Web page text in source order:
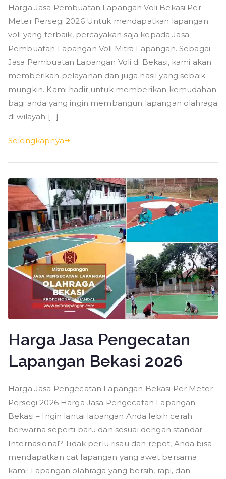
Harga Jasa Pembuatan Lapangan Voli Bekasi Per
Meter Persegi 2026 Untuk mendapatkan lapangan
voli yang terbaik, percayakan saja kepada Jasa
Pembuatan Lapangan Voli Mitra Lapangan. Sebagai
Jasa Pembuatan Lapangan Voli di Bekasi, kami akan
memberikan pelayanan dan juga hasil yang sebaik
mungkin. Kami hadir untuk memberikan kemudahan
bagi anda yang ingin membangun lapangan olahraga
di wilayah […]
Selengkapnya
Harga Jasa Pengecatan
Lapangan Bekasi 2026
Harga Jasa Pengecatan Lapangan Bekasi Per Meter
Persegi 2026 Harga Jasa Pengecatan Lapangan
Bekasi – Ingin lantai lapangan Anda lebih cerah
berwarna seperti baru dan sesuai dengan standar
Internasional? Tidak perlu risau dan repot, Anda bisa
mendapatkan cat lapangan yang awet bersama
kami! Lapangan olahraga yang bersih, rapi, dan